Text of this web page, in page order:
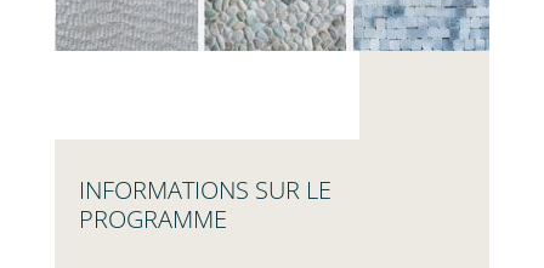
INFORMATIONS SUR LE
PROGRAMME